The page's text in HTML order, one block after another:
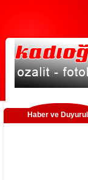
Haber ve